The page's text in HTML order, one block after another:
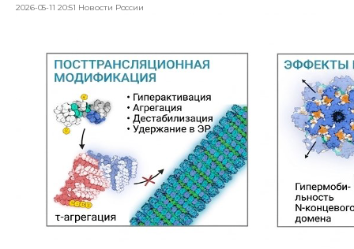
2026-05-11 20:51 Новости России